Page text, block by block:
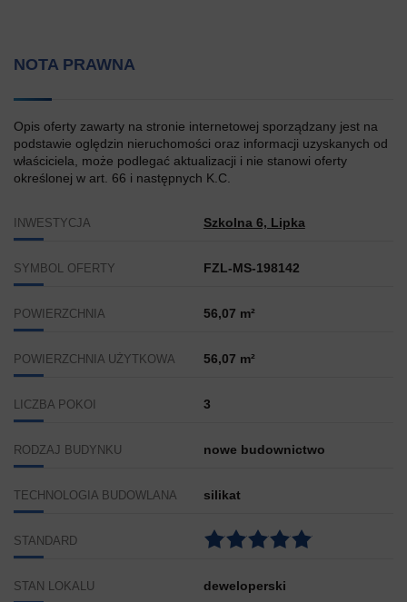
NOTA PRAWNA
Opis oferty zawarty na stronie internetowej sporządzany jest na
podstawie oględzin nieruchomości oraz informacji uzyskanych od
właściciela, może podlegać aktualizacji i nie stanowi oferty
określonej w art. 66 i następnych K.C.
INWESTYCJA Szkolna 6, Lipka
SYMBOL OFERTY FZL-MS-198142
POWIERZCHNIA 56,07 m²
POWIERZCHNIA UŻYTKOWA 56,07 m²
LICZBA POKOI 3
RODZAJ BUDYNKU nowe budownictwo
TECHNOLOGIA BUDOWLANA silikat
STANDARD
STAN LOKALU deweloperski